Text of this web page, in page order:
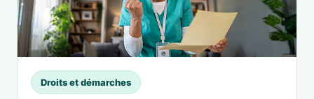
Droits et démarches